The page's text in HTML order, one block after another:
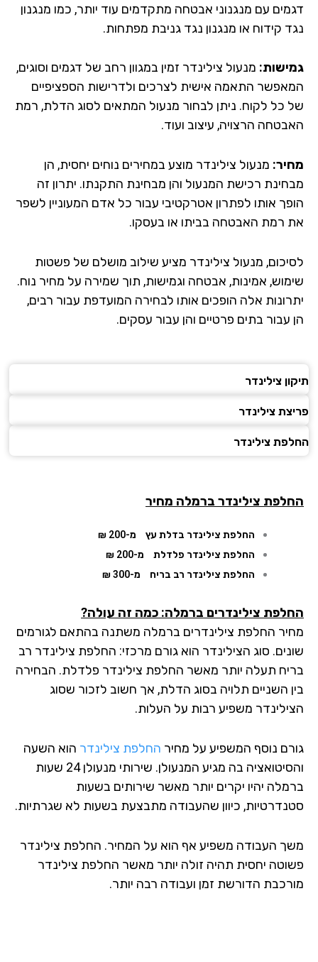
דגמים עם מנגנוני אבטחה מתקדמים עוד יותר, כמו מנגנון
נגד קידוח או מנגנון נגד גניבת מפתחות.
גמישות: מנעול צילינדר זמין במגוון רחב של דגמים וסוגים,
המאפשר התאמה אישית לצרכים ולדרישות הספציפיים
של כל לקוח. ניתן לבחור מנעול המתאים לסוג הדלת, רמת
האבטחה הרצויה, עיצוב ועוד.
מחיר: מנעול צילינדר מוצע במחירים נוחים יחסית, הן
מבחינת רכישת המנעול והן מבחינת התקנתו. יתרון זה
הופך אותו לפתרון אטרקטיבי עבור כל אדם המעוניין לשפר
את רמת האבטחה בביתו או בעסקו.
לסיכום, מנעול צילינדר מציע שילוב מושלם של פשטות
שימוש, אמינות, אבטחה וגמישות, תוך שמירה על מחיר נוח.
יתרונות אלה הופכים אותו לבחירה המועדפת עבור רבים,
הן עבור בתים פרטיים והן עבור עסקים.
תיקון צילינדר
פריצת צילינדר
החלפת צילינדר
החלפת צילינדר ברמלה מחיר
החלפת צילינדר בדלת עץ
מ-200 ₪
החלפת צילינדר פלדלת
מ-200 ₪
החלפת צילינדר רב בריח
מ-300 ₪
החלפת צילינדרים ברמלה: כמה זה עולה?
מחיר החלפת צילינדרים ברמלה משתנה בהתאם לגורמים
שונים. סוג הצילינדר הוא גורם מרכזי: החלפת צילינדר רב
בריח תעלה יותר מאשר החלפת צילינדר פלדלת. הבחירה
בין השניים תלויה בסוג הדלת, אך חשוב לזכור שסוג
הצילינדר משפיע רבות על העלות.
גורם נוסף המשפיע על מחיר החלפת צילינדר הוא השעה
והסיטואציה בה מגיע המנעולן. שירותי מנעולן 24 שעות
ברמלה יהיו יקרים יותר מאשר שירותים בשעות
סטנדרטיות, כיוון שהעבודה מתבצעת בשעות לא שגרתיות.
משך העבודה משפיע אף הוא על המחיר. החלפת צילינדר
פשוטה יחסית תהיה זולה יותר מאשר החלפת צילינדר
מורכבת הדורשת זמן ועבודה רבה יותר.